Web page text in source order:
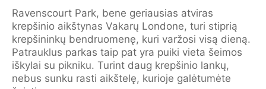
Ravenscourt Park, bene geriausias atviras
krepšinio aikštynas Vakarų Londone, turi stiprią
krepšininkų bendruomenę, kuri varžosi visą dieną.
Patrauklus parkas taip pat yra puiki vieta šeimos
iškylai su pikniku. Turint daug krepšinio lankų,
nebus sunku rasti aikštelę, kurioje galėtumėte